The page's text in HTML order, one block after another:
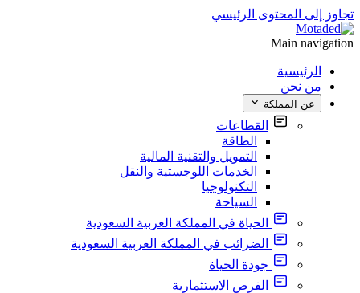
تجاوز إلى المحتوى الرئيسي
Main navigation
الرئيسية
من نحن
عن المملكة
القطاعات
الطاقة
التمويل والتقنية المالية
الخدمات اللوجستية والنقل
التكنولوجيا
السياحة
الحياة في المملكة العربية السعودية
الضرائب في المملكة العربية السعودية
جودة الحياة
الفرص الاستثمارية